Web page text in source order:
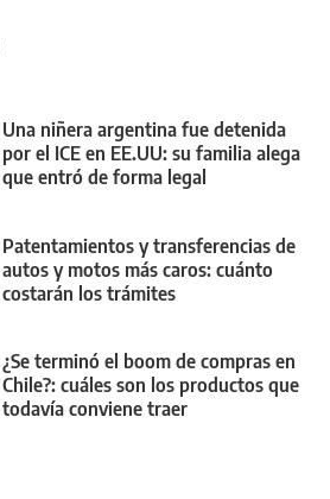
Una niñera argentina fue detenida
por el ICE en EE.UU: su familia alega
que entró de forma legal
Patentamientos y transferencias de
autos y motos más caros: cuánto
costarán los trámites
¿Se terminó el boom de compras en
Chile?: cuáles son los productos que
todavía conviene traer